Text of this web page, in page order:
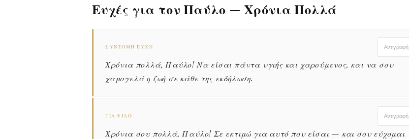
Ευχές για τον Παύλο — Χρόνια Πολλά
ΣΎΝΤΟΜΗ ΕΥΧΉ
Χρόνια πολλά, Παύλο! Να είσαι πάντα υγιής και χαρούμενος, και να σου
χαμογελά η ζωή σε κάθε της εκδήλωση.
Αντιγραφή
ΓΙΑ ΦΊΛΟ
Χρόνια σου πολλά, Παύλο! Σε εκτιμώ για αυτό που είσαι — και σου εύχομαι
Αντιγραφή